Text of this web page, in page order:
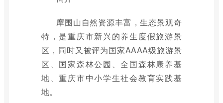
摩围山自然资源丰富，生态景观奇
特，是重庆市新兴的养生度假旅游景
区，同时又被评为国家AAAA级旅游景
区、国家森林公园、全国森林康养基
地、重庆市中小学生社会教育实践基
地。